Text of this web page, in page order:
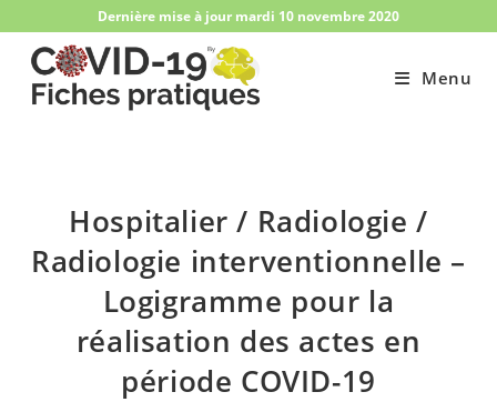
content
Dernière mise à jour mardi 10 novembre 2020
Menu
Hospitalier / Radiologie /
Radiologie interventionnelle –
Logigramme pour la
réalisation des actes en
période COVID-19